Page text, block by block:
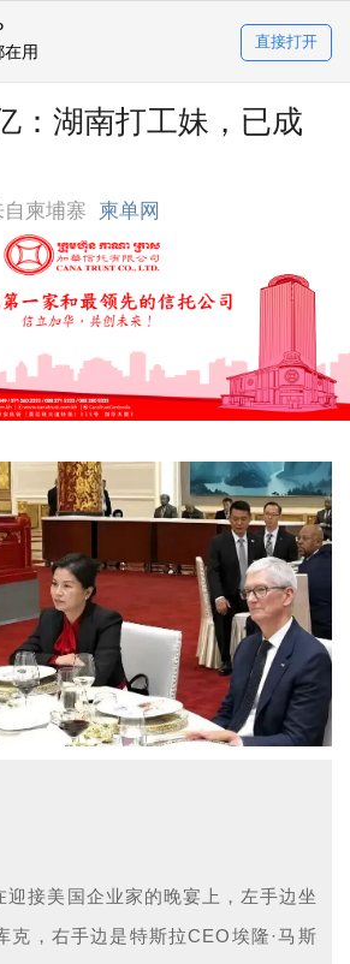
用
直接打开
：湖南打工妹，已成
自柬埔寨 柬单网
接美国企业家的晚宴上， 左手边坐
克，右手边是特斯拉CEO埃隆·马斯